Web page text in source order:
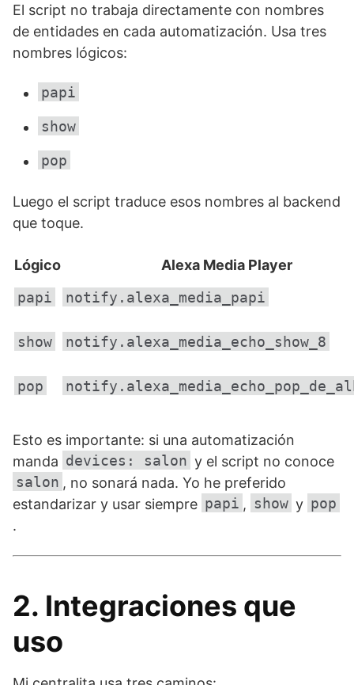
El script no trabaja directamente con nombres
de entidades en cada automatización. Usa tres
nombres lógicos:
papi
show
pop
Luego el script traduce esos nombres al backend
que toque.
Lógico
Alexa Media Player
papi
notify.alexa_media_papi
show notify.alexa_media_echo_show_8
pop
Esto es importante: si una automatización
manda devices: salon y el script no conoce
salon , no sonará nada. Yo he preferido
estandarizar y usar siempre papi , show y pop
.
2. Integraciones que
uso